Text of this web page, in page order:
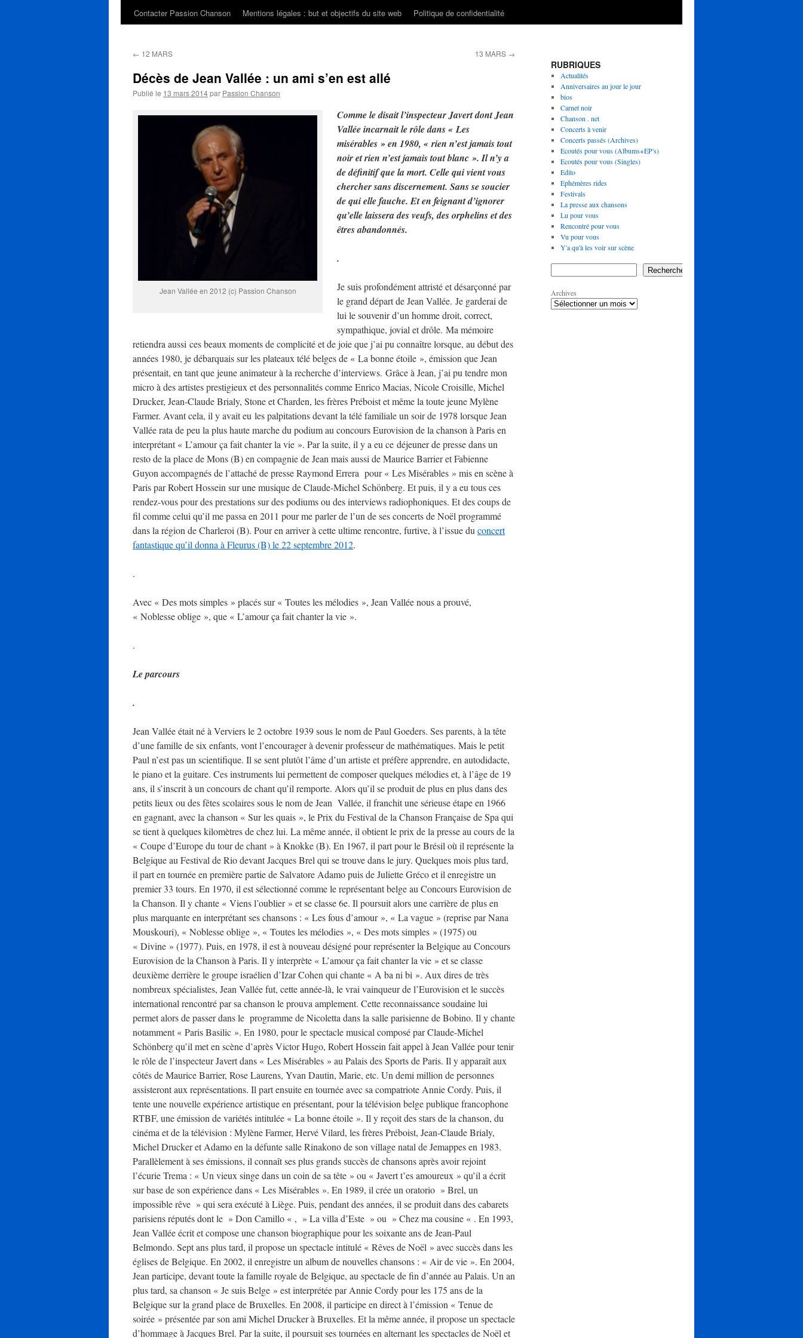
Contacter Passion Chanson
Mentions légales : but et objectifs du site web Politique de confidentialité
← 12 MARS 13 MARS →
Décès de Jean Vallée : un ami s’en est allé
Publié le 13 mars 2014par Passion Chanson
Jean Vallée en 2012 (c) Passion Chanson
Comme le disait l’inspecteur Javert dont Jean
Vallée incarnait le rôle dans « Les
misérables » en 1980, « rien n’est jamais tout
noir et rien n’est jamais tout blanc ». Il n’y a
de définitif que la mort. Celle qui vient vous
chercher sans discernement. Sans se soucier
de qui elle fauche. Et en feignant d’ignorer
qu’elle laissera des veufs, des orphelins et des
êtres abandonnés.
.
Je suis profondément attristé et désarçonné par
le grand départ de Jean Vallée. Je garderai de
lui le souvenir d’un homme droit, correct,
sympathique, jovial et drôle. Ma mémoire
retiendra aussi ces beaux moments de complicité et de joie que j’ai pu connaître lorsque, au début des
années 1980, je débarquais sur les plateaux télé belges de « La bonne étoile », émission que Jean
présentait, en tant que jeune animateur à la recherche d’interviews. Grâce à Jean, j’ai pu tendre mon
micro à des artistes prestigieux et des personnalités comme Enrico Macias, Nicole Croisille, Michel
Drucker, Jean-Claude Brialy, Stone et Charden, les frères Préboist et même la toute jeune Mylène
Farmer. Avant cela, il y avait eu les palpitations devant la télé familiale un soir de 1978 lorsque Jean
Vallée rata de peu la plus haute marche du podium au concours Eurovision de la chanson à Paris en
interprétant « L’amour ça fait chanter la vie ». Par la suite, il y a eu ce déjeuner de presse dans un
resto de la place de Mons (B) en compagnie de Jean mais aussi de Maurice Barrier et Fabienne
Guyon accompagnés de l’attaché de presse Raymond Errera pour « Les Misérables » mis en scène à
Paris par Robert Hossein sur une musique de Claude-Michel Schönberg. Et puis, il y a eu tous ces
rendez-vous pour des prestations sur des podiums ou des interviews radiophoniques. Et des coups de
fil comme celui qu’il me passa en 2011 pour me parler de l’un de ses concerts de Noël programmé
dans la région de Charleroi (B). Pour en arriver à cette ultime rencontre, furtive, à l’issue du concert
fantastique qu’il donna à Fleurus (B) le 22 septembre 2012.
.
Avec « Des mots simples » placés sur « Toutes les mélodies », Jean Vallée nous a prouvé,
« Noblesse oblige », que « L’amour ça fait chanter la vie ».
.
Le parcours
.
Jean Vallée était né à Verviers le 2 octobre 1939 sous le nom de Paul Goeders. Ses parents, à la tête
d’une famille de six enfants, vont l’encourager à devenir professeur de mathématiques. Mais le petit
Paul n’est pas un scientifique. Il se sent plutôt l’âme d’un artiste et préfère apprendre, en autodidacte,
le piano et la guitare. Ces instruments lui permettent de composer quelques mélodies et, à l’âge de 19
ans, il s’inscrit à un concours de chant qu’il remporte. Alors qu’il se produit de plus en plus dans des
petits lieux ou des fêtes scolaires sous le nom de Jean Vallée, il franchit une sérieuse étape en 1966
en gagnant, avec la chanson « Sur les quais », le Prix du Festival de la Chanson Française de Spa qui
se tient à quelques kilomètres de chez lui. La même année, il obtient le prix de la presse au cours de la
« Coupe d’Europe du tour de chant » à Knokke (B). En 1967, il part pour le Brésil où il représente la
Belgique au Festival de Rio devant Jacques Brel qui se trouve dans le jury. Quelques mois plus tard,
il part en tournée en première partie de Salvatore Adamo puis de Juliette Gréco et il enregistre un
premier 33 tours. En 1970, il est sélectionné comme le représentant belge au Concours Eurovision de
la Chanson. Il y chante « Viens l’oublier » et se classe 6e. Il poursuit alors une carrière de plus en
plus marquante en interprétant ses chansons : « Les fous d’amour », « La vague » (reprise par Nana
Mouskouri), « Noblesse oblige », « Toutes les mélodies », « Des mots simples » (1975) ou
« Divine » (1977). Puis, en 1978, il est à nouveau désigné pour représenter la Belgique au Concours
Eurovision de la Chanson à Paris. Il y interprète « L’amour ça fait chanter la vie » et se classe
deuxième derrière le groupe israélien d’Izar Cohen qui chante « A ba ni bi ». Aux dires de très
nombreux spécialistes, Jean Vallée fut, cette année-là, le vrai vainqueur de l’Eurovision et le succès
international rencontré par sa chanson le prouva amplement. Cette reconnaissance soudaine lui
permet alors de passer dans le programme de Nicoletta dans la salle parisienne de Bobino. Il y chante
notamment « Paris Basilic ». En 1980, pour le spectacle musical composé par Claude-Michel
Schönberg qu’il met en scène d’après Victor Hugo, Robert Hossein fait appel à Jean Vallée pour tenir
le rôle de l’inspecteur Javert dans « Les Misérables » au Palais des Sports de Paris. Il y apparaît aux
côtés de Maurice Barrier, Rose Laurens, Yvan Dautin, Marie, etc. Un demi million de personnes
assisteront aux représentations. Il part ensuite en tournée avec sa compatriote Annie Cordy. Puis, il
tente une nouvelle expérience artistique en présentant, pour la télévision belge publique francophone
RTBF, une émission de variétés intitulée « La bonne étoile ». Il y reçoit des stars de la chanson, du
cinéma et de la télévision : Mylène Farmer, Hervé Vilard, les frères Préboist, Jean-Claude Brialy,
Michel Drucker et Adamo en la défunte salle Rinakono de son village natal de Jemappes en 1983.
Parallèlement à ses émissions, il connaît ses plus grands succès de chansons après avoir rejoint
l’écurie Trema : « Un vieux singe dans un coin de sa tête » ou « Javert t’es amoureux » qu’il a écrit
sur base de son expérience dans « Les Misérables ». En 1989, il crée un oratorio » Brel, un
impossible rêve » qui sera exécuté à Liège. Puis, pendant des années, il se produit dans des cabarets
parisiens réputés dont le » Don Camillo « , » La villa d’Este » ou » Chez ma cousine « . En 1993,
Jean Vallée écrit et compose une chanson biographique pour les soixante ans de Jean-Paul
Belmondo. Sept ans plus tard, il propose un spectacle intitulé « Rêves de Noël » avec succès dans les
églises de Belgique. En 2002, il enregistre un album de nouvelles chansons : « Air de vie ». En 2004,
Jean participe, devant toute la famille royale de Belgique, au spectacle de fin d’année au Palais. Un an
plus tard, sa chanson « Je suis Belge » est interprétée par Annie Cordy pour les 175 ans de la
Belgique sur la grand place de Bruxelles. En 2008, il participe en direct à l’émission « Tenue de
soirée » présentée par son ami Michel Drucker à Bruxelles. Et la même année, il propose un spectacle
d’hommage à Jacques Brel. Par la suite, il poursuit ses tournées en alternant les spectacles de Noël et
RUBRIQUES
Actualités
Anniversaires au jour le jour
bios
Carnet noir
Chanson . net
Concerts à venir
Concerts passés (Archives)
Ecoutés pour vous (Albums+EP's)
Ecoutés pour vous (Singles)
Edito
Ephémères rides
Festivals
La presse aux chansons
Lu pour vous
Rencontré pour vous
Vu pour vous
Y'a qu'à les voir sur scène
Rechercher
Archives